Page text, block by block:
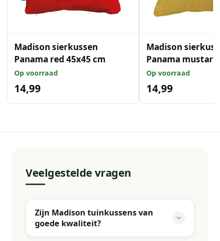
Madison sierkussen
Panama red 45x45 cm
Op voorraad
14,99
Madison
Panama
Op voorraad
14,99
Veelgestelde vragen
Zijn Madison tuinkussens van
goede kwaliteit?